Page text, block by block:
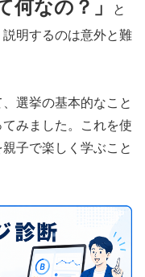
何なの？」
と
明するのは意外と難
選挙の基本的なこと
みました。これを使
子で楽しく学ぶこと